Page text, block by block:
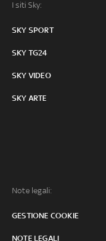
I siti Sky:
SKY SPORT
SKY TG24
SKY VIDEO
SKY ARTE
Note legali:
GESTIONE COOKIE
NOTE LEGALI